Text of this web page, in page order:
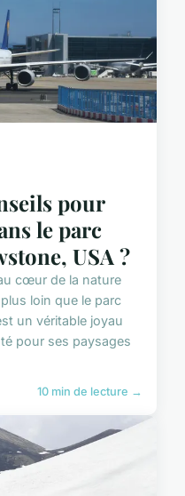
pour
le parc
USA ?
cœur de la nature
loin que le parc
un véritable joyau
pour ses paysages
10 min de lecture →